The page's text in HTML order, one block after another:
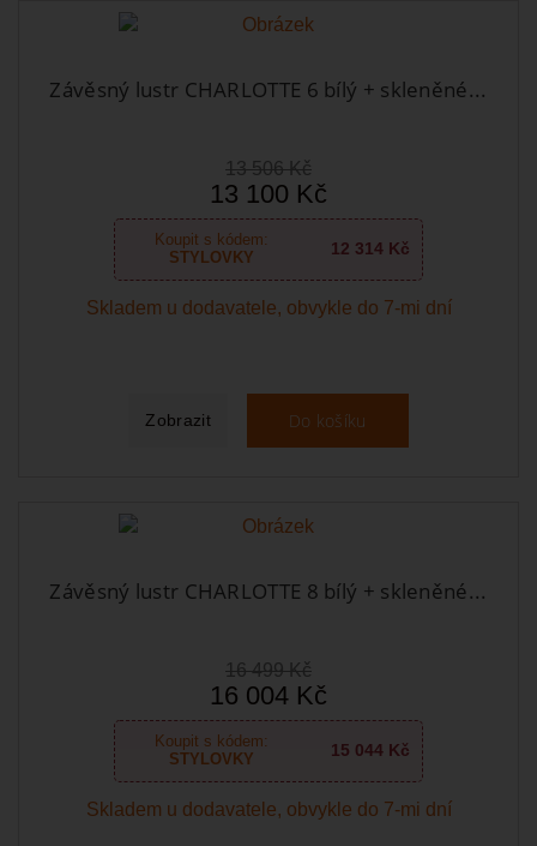
Závěsný lustr CHARLOTTE 6 bílý + skleněné...
13 506 Kč
13 100 Kč
Koupit s kódem:
STYLOVKY
12 314 Kč
Skladem u dodavatele, obvykle do 7-mi dní
Zobrazit Do košíku
Závěsný lustr CHARLOTTE 8 bílý + skleněné...
16 499 Kč
16 004 Kč
Koupit s kódem:
STYLOVKY
15 044 Kč
Skladem u dodavatele, obvykle do 7-mi dní